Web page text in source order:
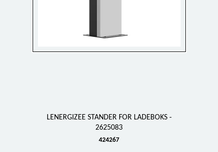
LENERGIZEE STANDER FOR LADEBOKS -
2625083
424267